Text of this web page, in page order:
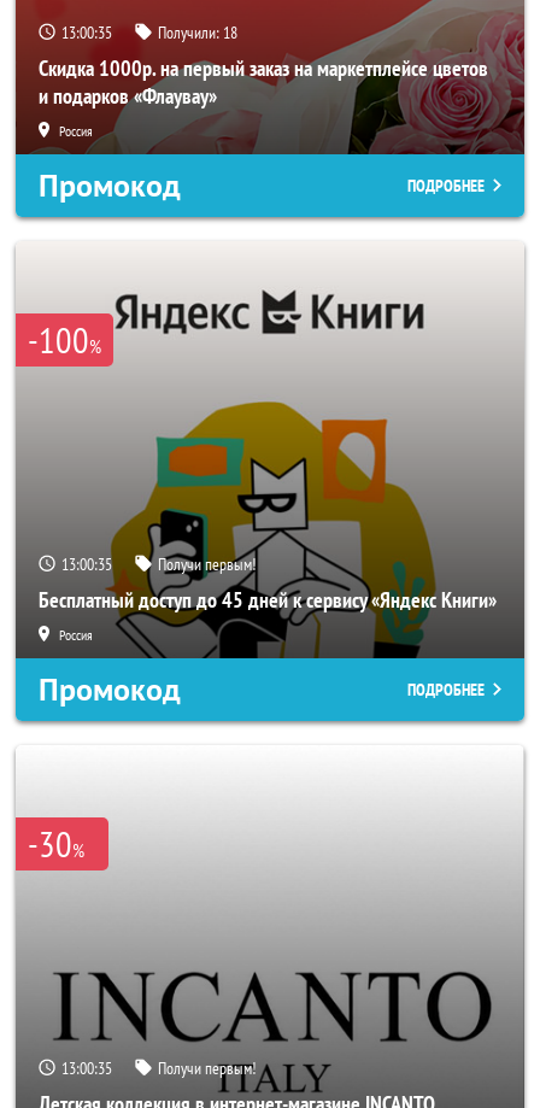
13:00:33 Получили: 18
Скидка 1000р. на первый заказ на маркетплейсе цветов
и подарков «Флаувау»
Россия
Промокод ПОДРОБНЕЕ
-100%
13:00:33 Получи первым!
Бесплатный доступ до 45 дней к сервису «Яндекс Книги»
Россия
Промокод ПОДРОБНЕЕ
-30%
13:00:33 Получи первым!